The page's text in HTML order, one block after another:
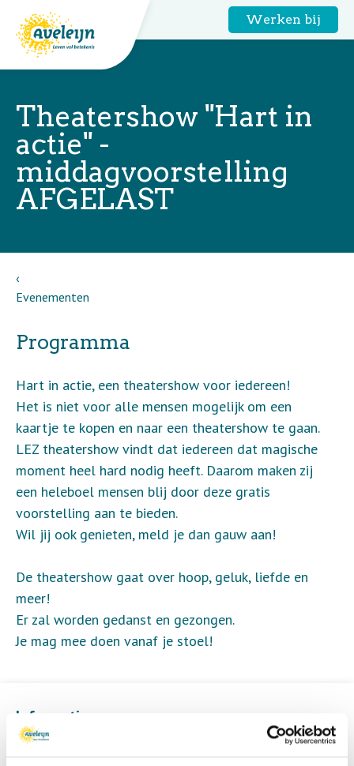
Werken bij
Theatershow "Hart in
actie" -
middagvoorstelling
AFGELAST
Evenementen
Informatie
Datum
za 14 mrt.
Programma
Hart in actie, een theatershow voor iedereen!
Het is niet voor alle mensen mogelijk om een
kaartje te kopen en naar een theatershow te gaan.
LEZ theatershow vindt dat iedereen dat magische
moment heel hard nodig heeft. Daarom maken zij
een heleboel mensen blij door deze gratis
voorstelling aan te bieden.
Wil jij ook genieten, meld je dan gauw aan!
De theatershow gaat over hoop, geluk, liefde en
meer!
Er zal worden gedanst en gezongen.
Je mag mee doen vanaf je stoel!